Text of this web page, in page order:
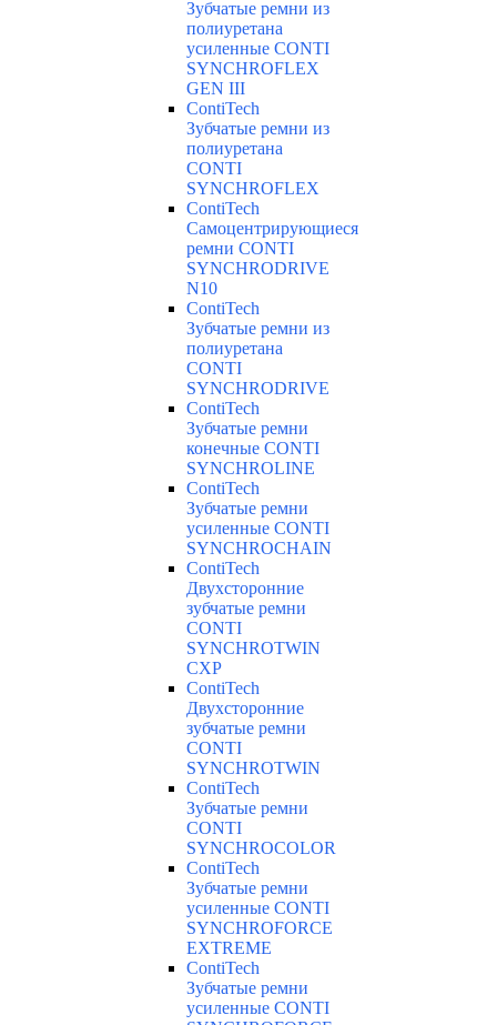
Зубчатые ремни из
полиуретана
усиленные CONTI
SYNCHROFLEX
GEN III
ContiTech
Зубчатые ремни из
полиуретана
CONTI
SYNCHROFLEX
ContiTech
Самоцентрирующиеся
ремни CONTI
SYNCHRODRIVE
N10
ContiTech
Зубчатые ремни из
полиуретана
CONTI
SYNCHRODRIVE
ContiTech
Зубчатые ремни
конечные CONTI
SYNCHROLINE
ContiTech
Зубчатые ремни
усиленные CONTI
SYNCHROCHAIN
ContiTech
Двухсторонние
зубчатые ремни
CONTI
SYNCHROTWIN
CXP
ContiTech
Двухсторонние
зубчатые ремни
CONTI
SYNCHROTWIN
ContiTech
Зубчатые ремни
CONTI
SYNCHROCOLOR
ContiTech
Зубчатые ремни
усиленные CONTI
SYNCHROFORCE
EXTREME
ContiTech
Зубчатые ремни
усиленные CONTI